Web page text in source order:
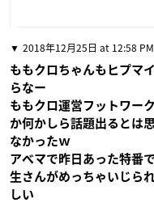
2018年12月25日 at 12:58 PM
ももクロちゃんもヒプマ
らなー
ももクロ運営フットワー
か何かしら話題出るとは
なかったｗ
アベマで昨日あった特番
生さんがめっちゃいじら
しい